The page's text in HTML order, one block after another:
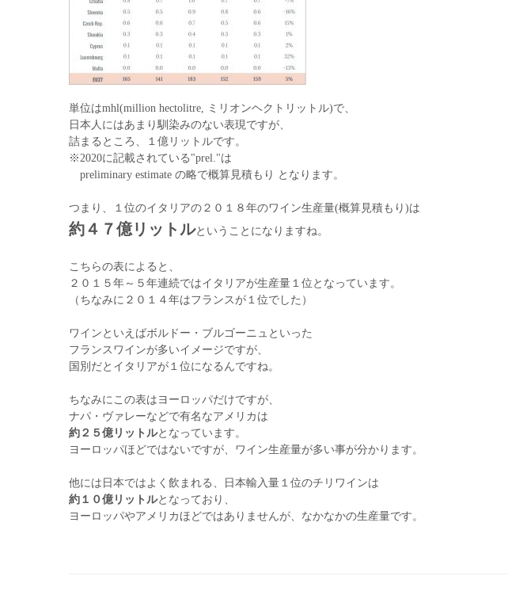
単位はmhl(million hectolitre, ミリオンヘクトリットル)で、
日本人にはあまり馴染みのない表現ですが、
詰まるところ、１億リットルです。
※2020に記載されている"prel."は
preliminary estimate の略で概算見積もり となります。
つまり、１位のイタリアの２０１８年のワイン生産量(概算見積もり)は
約４７億リットルということになりますね。
こちらの表によると、
２０１５年～５年連続ではイタリアが生産量１位となっています。
（ちなみに２０１４年はフランスが１位でした）
ワインといえばボルドー・ブルゴーニュといった
フランスワインが多いイメージですが、
国別だとイタリアが１位になるんですね。
ちなみにこの表はヨーロッパだけですが、
ナパ・ヴァレーなどで有名なアメリカは
約２５億リットルとなっています。
ヨーロッパほどではないですが、ワイン生産量が多い事が分かります。
他には日本ではよく飲まれる、日本輸入量１位のチリワインは
約１０億リットルとなっており、
ヨーロッパやアメリカほどではありませんが、なかなかの生産量です。